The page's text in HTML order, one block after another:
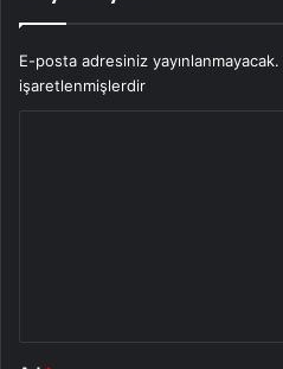
E-posta adresiniz yayınlanmayacak.
işaretlenmişlerdir